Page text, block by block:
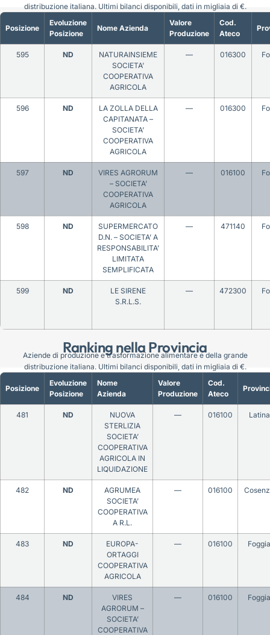
Ranking nella Provincia
Posizione
Evoluzione
Posizione
Nome Azienda
Valore
Produzione
Cod.
Ateco
595 ND
NATURAINSIEME
SOCIETA’
COOPERATIVA
AGRICOLA
— 016300
596 ND
LA ZOLLA DELLA
CAPITANATA –
SOCIETA’
COOPERATIVA
AGRICOLA
— 016300
597 ND
VIRES AGRORUM
– SOCIETA’
COOPERATIVA
AGRICOLA
— 016100
598 ND
SUPERMERCATO
D.N. – SOCIETA’ A
RESPONSABILITA’
LIMITATA
SEMPLIFICATA
— 471140
599 ND
LE SIRENE
S.R.L.S.
— 472300
distribuzione italiana. Ultimi bilanci disponibili, dati in migliaia di €.
Posizione
Evoluzione
Posizione
Nome
Azienda
Valore
Produzione
Cod.
Ateco
481 ND
NUOVA
STERLIZIA
SOCIETA’
COOPERATIVA
AGRICOLA IN
LIQUIDAZIONE
— 016100 Latina
482 ND
AGRUMEA
SOCIETA’
COOPERATIVA
A R.L.
— 016100
483 ND
EUROPA-
ORTAGGI
COOPERATIVA
AGRICOLA
— 016100 Foggia
484 ND
VIRES
AGRORUM –
SOCIETA’
COOPERATIVA
— 016100 Foggia
Aziende di produzione e trasformazione alimentare e della grande
distribuzione italiana. Ultimi bilanci disponibili, dati in migliaia di €.